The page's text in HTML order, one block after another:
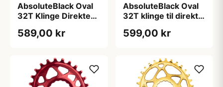
AbsoluteBlack Oval
32T Klinge Direkte
(Raceface) Rød 3
589,00 kr
AbsoluteBlack Oval
32T klinge til direkte
(Raceface) Grøn 3
599,00 kr